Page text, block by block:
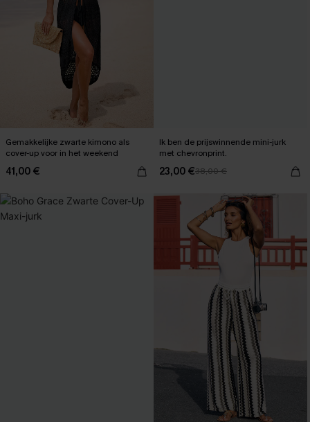
Gemakkelijke zwarte kimono als
cover-up voor in het weekend
41,00 €
Ik ben de prijswinnende mini-jurk
met chevronprint.
23,00 €38,00 €